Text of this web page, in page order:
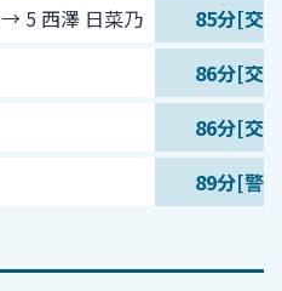
5 西澤 日菜乃
85分[交
86分[交
86分[交
89分[警